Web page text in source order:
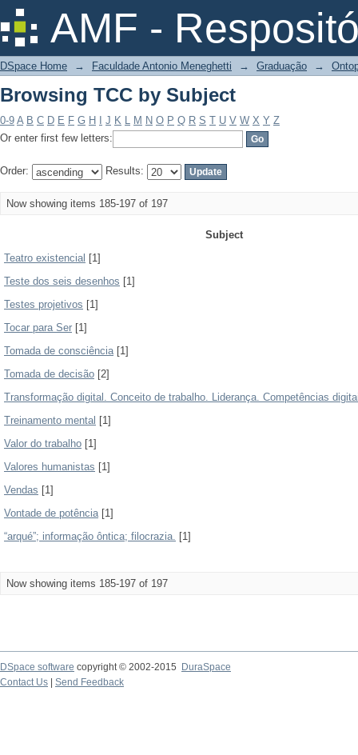
AMF -
Browsing TCC by Subject
DSpace Home → Faculdade Antonio Meneghetti → Graduação →
Browsing TCC by Subject
0-9 A B C D E F G H J K L M N O P Q R S T U V W X Y Z
Or enter first few letters:
Order: Results:
Now showing items 185-197 of 197
Subject
Teatro existencial [1]
Teste dos seis desenhos [1]
Testes projetivos [1]
Tocar para Ser [1]
Tomada de consciência[1]
Tomada de decisão [2]
Transformação digital. Conceito de trabalho. Liderança. Competências
Treinamento mental [1]
Valor do trabalho [1]
Valores humanistas [1]
Vendas [1]
Vontade de potência[1]
“arqué”; informação ôntica; filocrazia. [1]
Now showing items 185-197 of 197
DSpace software copyright © 2002-2015
DuraSpace
Contact Us
Send Feedback